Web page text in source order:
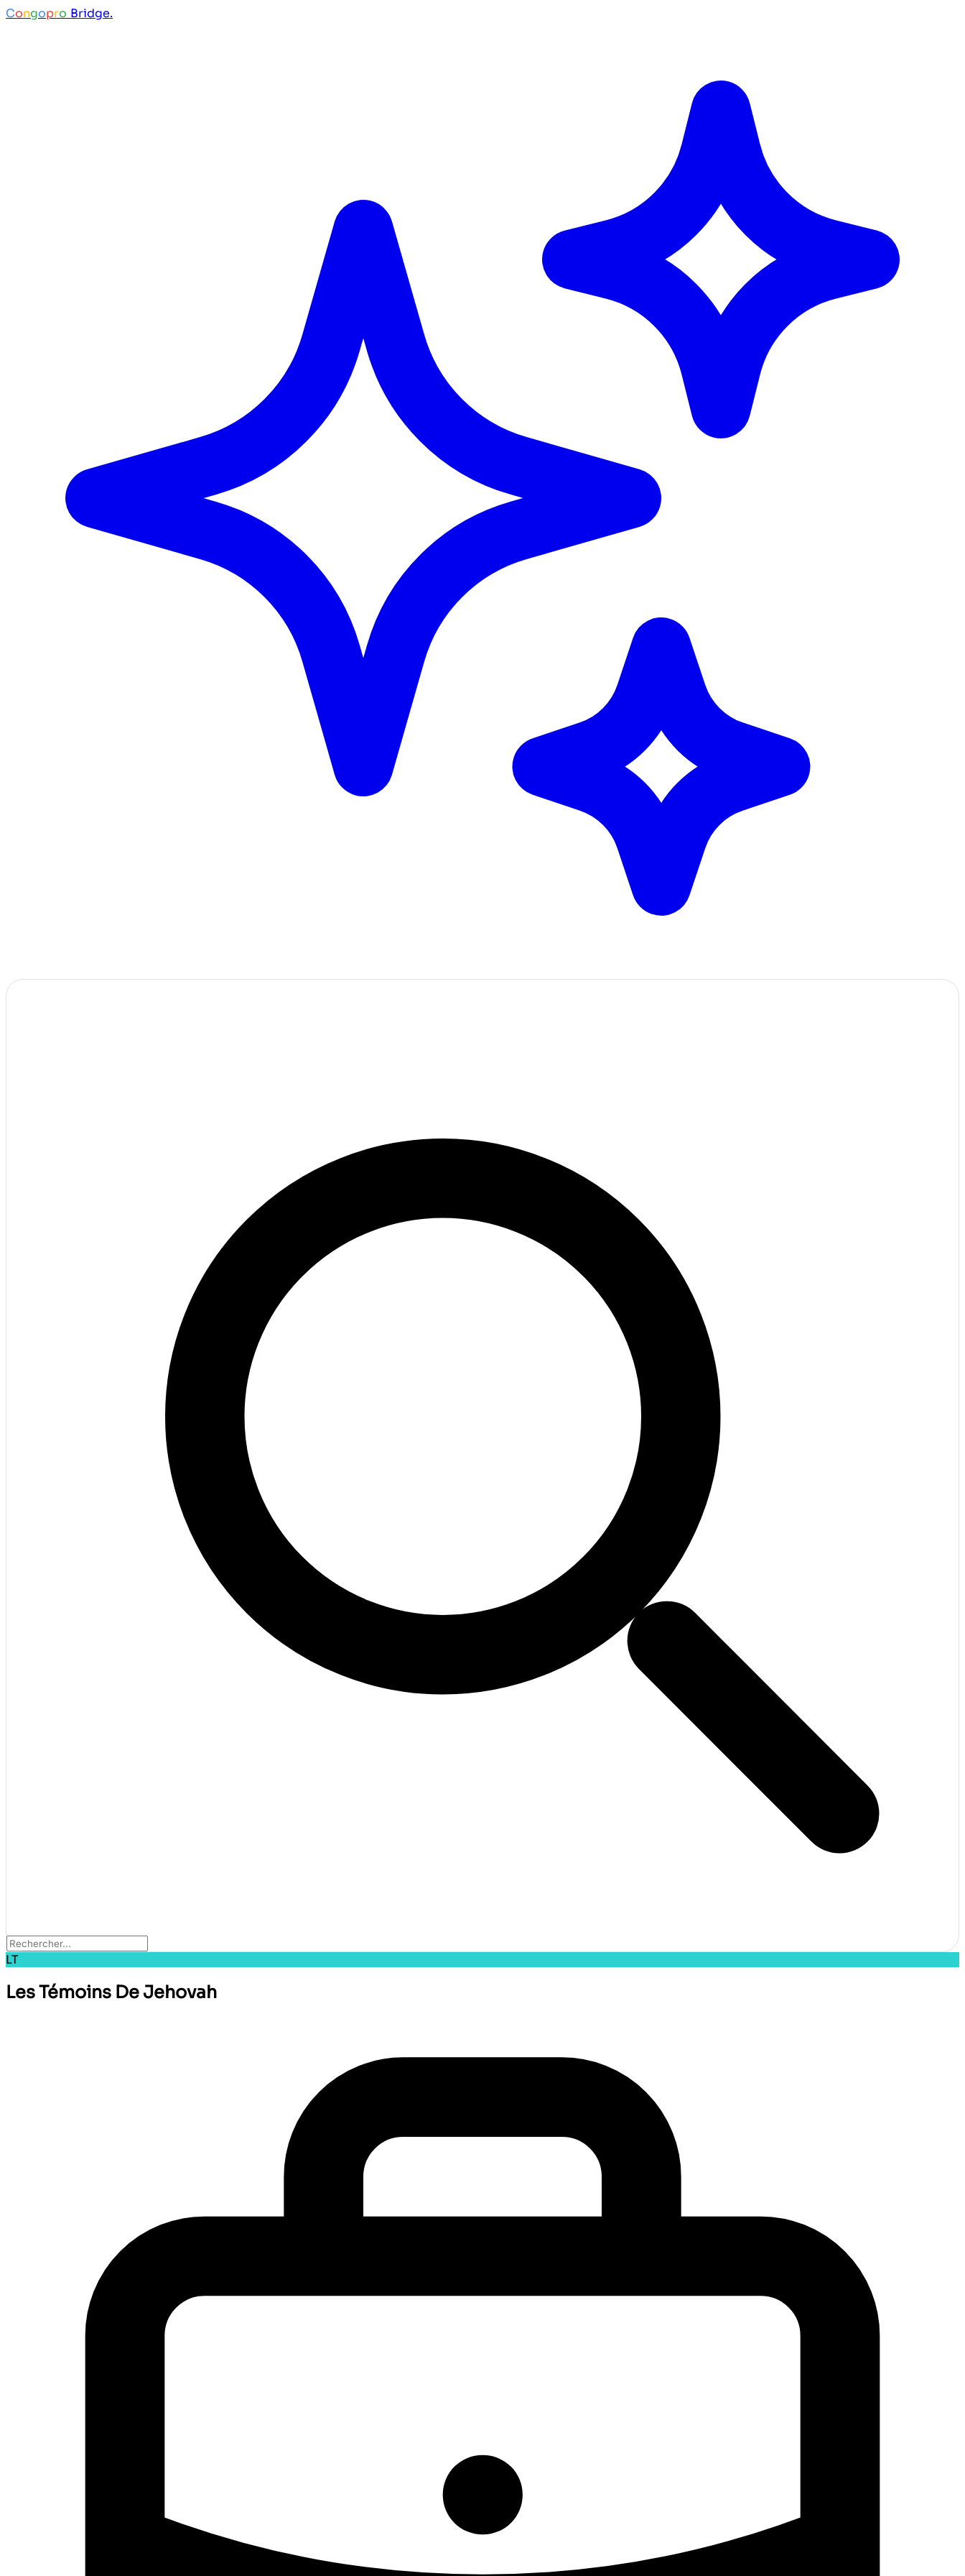
Congopro Bridge.
LT
Les Témoins De Jehovah